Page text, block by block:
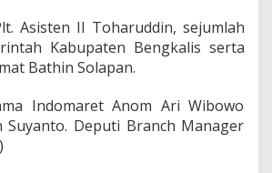
Asisten II Toharuddin, sejumlah
Kabupaten Bengkalis serta
Bathin Solapan.
Indomaret Anom Ari Wibowo
Deputi Branch Manager